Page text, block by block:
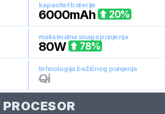
kapacitet baterije
6000mAh 20%
maksimalna snaga punjenja
80W 78%
tehnologija bežičnog punjenja
Qi
PROCESOR